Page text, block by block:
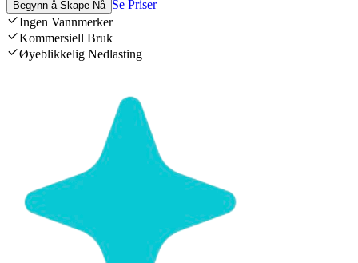
Begynn å Skape Nå Se Priser
Ingen Vannmerker
Kommersiell Bruk
Øyeblikkelig Nedlasting